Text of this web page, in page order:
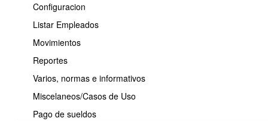
Configuracion
Listar Empleados
Movimientos
Reportes
Varios, normas e informativos
Miscelaneos/Casos de Uso
Pago de sueldos
Guarda el archivo en formato CSV (delimitado por comas).